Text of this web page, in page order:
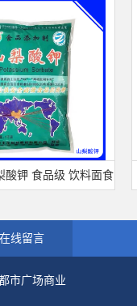
食品级 饮料面食 金
在线留言
市广场商业